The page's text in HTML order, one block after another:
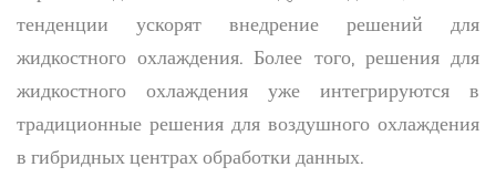
тенденции ускорят внедрение решений для
жидкостного охлаждения. Более того, решения для
жидкостного охлаждения уже интегрируются в
традиционные решения для воздушного охлаждения
в гибридных центрах обработки данных.